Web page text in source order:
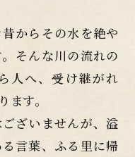
からその水を絶や
そんな川の流れの
人へ、受け継がれ
す。
ざいませんが、溢
言葉、ふる里に帰